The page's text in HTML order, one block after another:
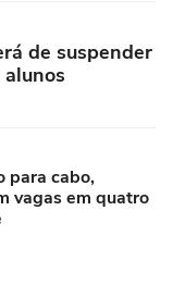
de suspender
para cabo,
vagas em quatro